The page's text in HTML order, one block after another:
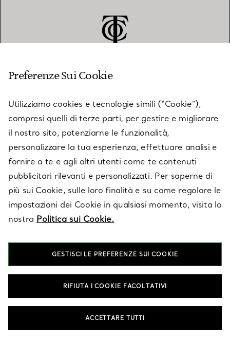
SERVICES
SU TIFFANY & CO.
LEGALE
Preferenze Sui Cookie
Utilizziamo cookies e tecnologie simili (“Cookie”),
compresi quelli di terze parti, per gestire e migliorare
il nostro sito, potenziarne le funzionalità,
personalizzare la tua esperienza, effettuare analisi e
fornire a te e agli altri utenti come te contenuti
pubblicitari rilevanti e personalizzati. Per saperne di
più sui Cookie, sulle loro finalità e su come regolare le
impostazioni dei Cookie in qualsiasi momento, visita la
nostra Politica sui Cookie.
GESTISCI LE PREFERENZE SUI COOKIE
RIFIUTA I COOKIE FACOLTATIVI
ACCETTARE TUTTI